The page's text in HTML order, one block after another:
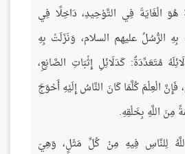
الْغَايَةَ فِي التَّوْحِيدِ، دَاخِلًا فِي
الرُّسُلُ عليهم السلام، وَنَزَلَتْ بِهِ
مُتَعَدِّدَةٌ: كَدَلَائِلِ إِثْبَاتِ الصَّانِعِ،
الْعِلْمَ كُلَّمَا كَانَ النَّاسُ إِلَيْهِ أَحْوَجَ
مِنَ اللَّهِ بِخَلْقِهِ.
لِلنَّاسِ فِيهِ مِنْ كُلِّ مَثَلٍ، وَهِيَ